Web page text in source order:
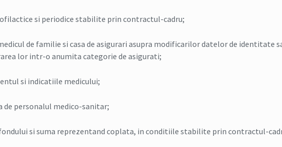
si periodice stabilite prin contractul-cadru;
de familie si casa de asigurari asupra modificarilor datelor de identitate
lor intr-o anumita categorie de asigurati;
si indicatiile medicului;
de personalul medico-sanitar;
si suma reprezentand coplata, in conditiile stabilite prin contractul-